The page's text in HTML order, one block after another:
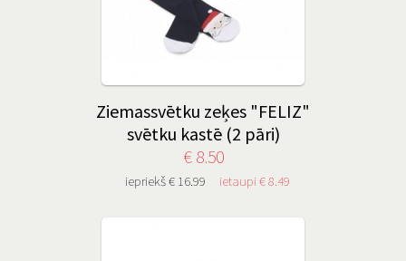
Ziemassvētku zeķes "FELIZ"
svētku kastē (2 pāri)
€ 8.50
iepriekš € 16.99 ietaupi € 8.49